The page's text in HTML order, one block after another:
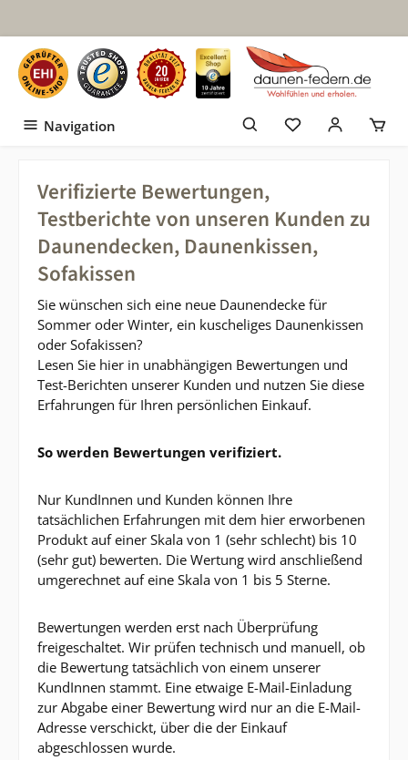
Navigation
Verifizierte Bewertungen,
Testberichte von unseren Kunden zu
Daunendecken, Daunenkissen,
Sofakissen
Sie wünschen sich eine neue Daunendecke für
Sommer oder Winter, ein kuscheliges Daunenkissen
oder Sofakissen?
Lesen Sie hier in unabhängigen Bewertungen und
Test-Berichten unserer Kunden und nutzen Sie diese
Erfahrungen für Ihren persönlichen Einkauf.
So werden Bewertungen verifiziert.
Nur KundInnen und Kunden können Ihre
tatsächlichen Erfahrungen mit dem hier erworbenen
Produkt auf einer Skala von 1 (sehr schlecht) bis 10
(sehr gut) bewerten. Die Wertung wird anschließend
umgerechnet auf eine Skala von 1 bis 5 Sterne.
Bewertungen werden erst nach Überprüfung
freigeschaltet. Wir prüfen technisch und manuell, ob
die Bewertung tatsächlich von einem unserer
KundInnen stammt. Eine etwaige E-Mail-Einladung
zur Abgabe einer Bewertung wird nur an die E-Mail-
Adresse verschickt, über die der Einkauf
abgeschlossen wurde.